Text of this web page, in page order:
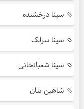
سینا درخشنده
سینا سرلک
سینا شعبانخانی
شاهین بنان